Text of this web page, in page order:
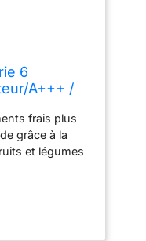
6
A+++ /
l/Partie
BigBox
frais plus
grâce à la
et légumes
pour un
faciles et
LED :